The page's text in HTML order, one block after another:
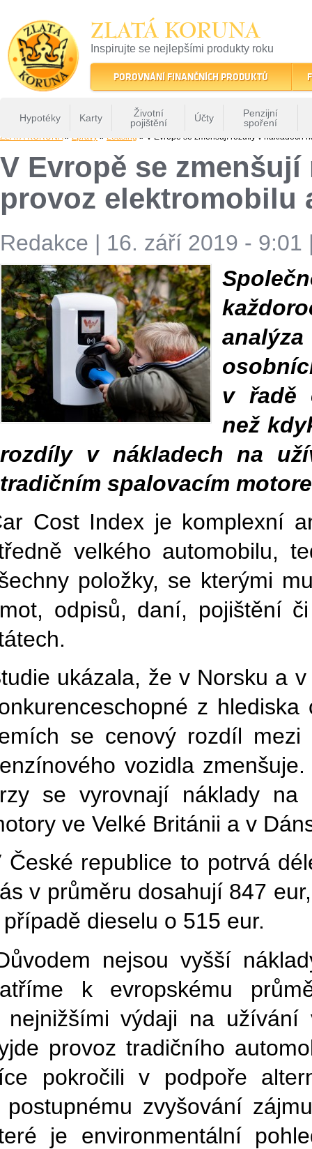
ZLATÁ KORUNA
Inspirujte se nejlepšími produkty roku
22 let tradice a kvality na finančním trhu
POROVNÁNÍ FINANČNÍCH PRODUKTŮ
Hypotéky Karty
Životní
pojištění
Účty
Penzijní
spoření
ZLATÁ KORUNA» Zprávy » Leasing » V Evropě se zmenšují rozdíly v nákladech
V Evropě se
provoz elektromobilu
Redakce | 16. září 2019 - 9:01
v řadě
než
rozdíly v nákladech na
tradičním spalovacím
Cost Index je komplexní
velkého automobilu,
položky, se kterými
odpisů, daní, pojištění
ukázala, že v Norsku a
z
se cenový rozdíl mezi
vozidla
se vyrovnají náklady na
ve Velké Británii a v
České republice to potrvá
v průměru dosahují 847
dieselu o 515 eur.
nejsou vyšší
k evropskému
nejnižšími výdaji na užívání
provoz tradičního
pokročili v podpoře
postupnému zvyšování
je environmentální